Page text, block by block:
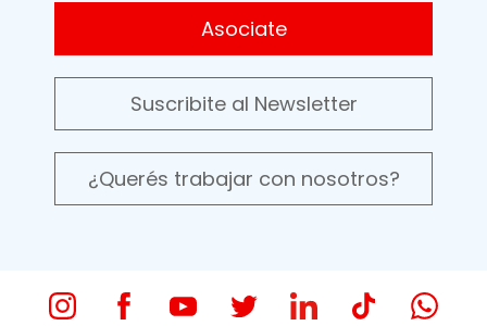
Asociate
Suscribite al Newsletter
¿Querés trabajar con nosotros?